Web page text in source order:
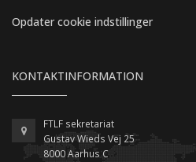
Opdater cookie indstillinger
KONTAKTINFORMATION
FTLF sekretariat
Gustav Wieds Vej 25
8000 Aarhus C